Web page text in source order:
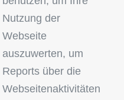
Nutzung der
Webseite
auszuwerten, um
Reports über die
Webseitenaktivitäten